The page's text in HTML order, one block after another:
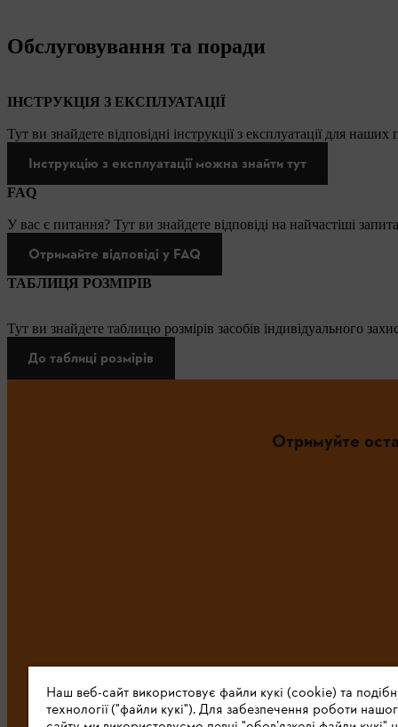
Обслуговування та поради
ІНСТРУКЦІЯ З ЕКСПЛУАТАЦІЇ
Тут ви знайдете відповідні інструкції з експлуатації для
Інструкцію з експлуатації можна знайти тут
FAQ
У вас є питання? Тут ви знайдете відповіді на найчастіші
Отримайте відповіді у FAQ
ТАБЛИЦЯ РОЗМІРІВ
Тут ви знайдете таблицю розмірів засобів індивідуального
До таблиці розмірів
Отримуйте
Наш веб-сайт використовує файли кукі (cookie) та
технології ("файли кукі"). Для забезпечення роботи